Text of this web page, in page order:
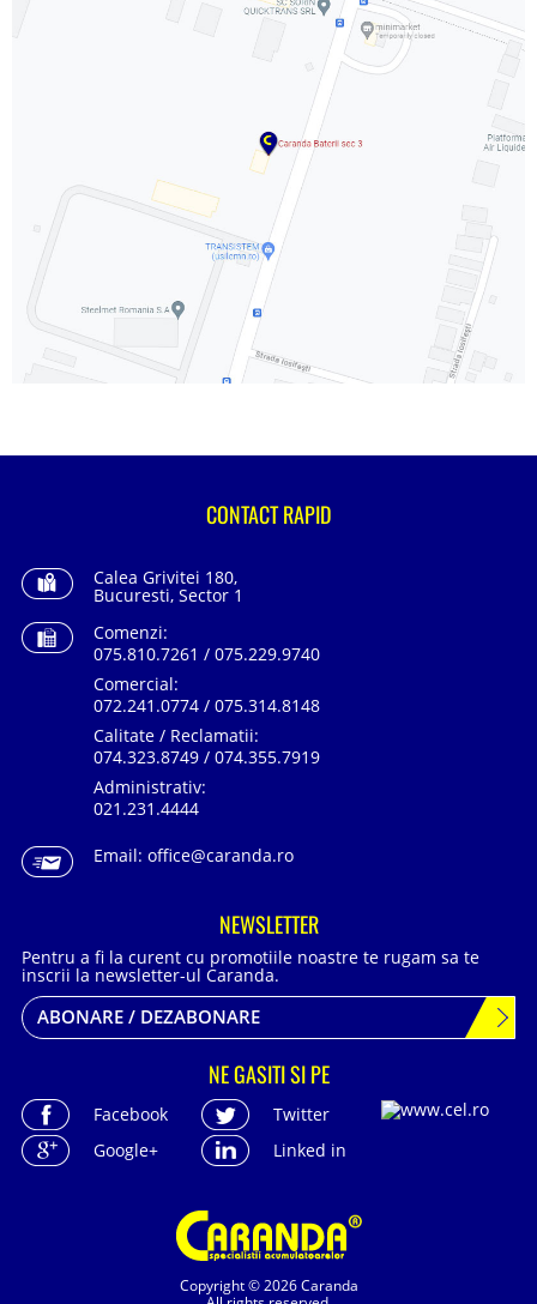
Copyright © 2026 Caranda
CONTACT RAPID
Calea Grivitei 180,
Bucuresti, Sector 1
Comenzi:
075.810.7261 / 075.229.9740
Comercial:
072.241.0774 / 075.314.8148
Calitate / Reclamatii:
074.323.8749 / 074.355.7919
Administrativ:
021.231.4444
Email: office@caranda.ro
NEWSLETTER
Pentru a fi la curent cu promotiile noastre te rugam sa te
inscrii la newsletter-ul Caranda.
ABONARE / DEZABONARE
NE GASITI SI PE
Facebook
Twitter
Google+
Linked in